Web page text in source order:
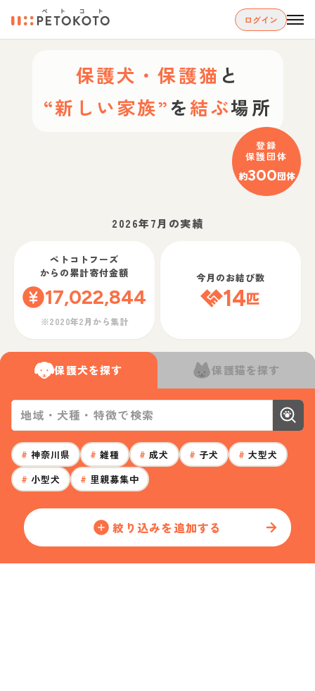
ログイン
保護犬・保護猫 と
“新しい家族”を結ぶ場所
登録
保護団体
約300団体
2026年7月の実績
ペトコトフーズ
からの累計寄付金額
17,022,844
※2020年2月から集計
今月のお結び数
14匹
保護犬を探す 保護猫を探す
# 神奈川県 # 雑種 # 成犬 # 子犬 # 大型犬
# 小型犬 # 里親募集中
絞り込みを追加する